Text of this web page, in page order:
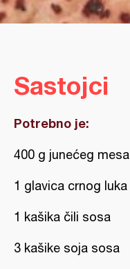
Sastojci
Potrebno je:
400 g junećeg mesa
1 glavica crnog luka
1 kašika čili sosa
3 kašike soja sosa